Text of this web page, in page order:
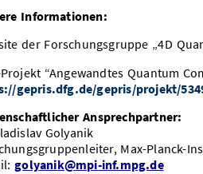
Informationen:
der Forschungsgruppe „4D
Projekt “Angewandtes Quantum
gepris.dfg.de/gepris/projekt/
Ansprechpartner:
Golyanik
Max-Planck-
golyanik@mpi-inf.mpg.de